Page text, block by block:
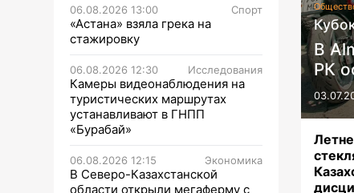
06.08.2026 13:00 Спорт
«Астана» взяла грека на
стажировку
06.08.2026 12:30 Исследования
Камеры видеонаблюдения на
туристических маршрутах
устанавливают в ГНПП
«Бурабай»
06.08.2026 12:15 Экономика
В Северо-Казахстанской
области открыли мегаферму с
В
РК